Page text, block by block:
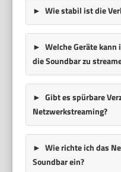
Wie stabil ist die
Welche Geräte
die Soundbar zu
Gibt es spürbare
Netzwerkstreaming?
Wie richte ich das
Soundbar ein?